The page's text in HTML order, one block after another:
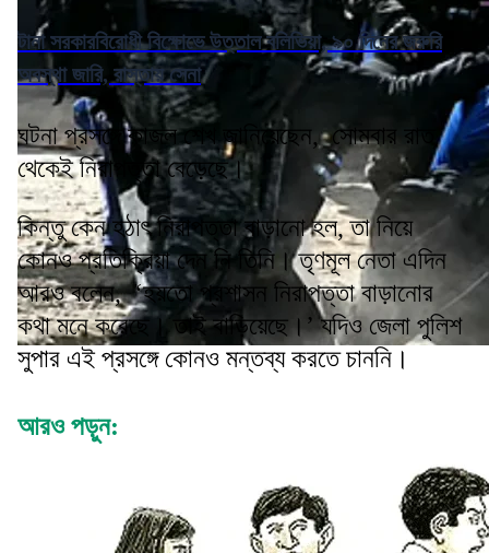
টানা সরকারবিরোধী বিক্ষোভে উত্তাল বলিভিয়া, ৯০ দিনের জরুরি
অবস্থা জারি, রাস্তায় সেনা
ঘটনা প্রসঙ্গে কাজল শেখ জানিয়েছেন, সোমবার রাত
থেকেই নিরাপত্তা বেড়েছে।
কিন্তু কেন হঠাৎ নিরাপত্তা বাড়ানো হল, তা নিয়ে
কোনও প্রতিক্রিয়া দেন নি তিনি। তৃণমূল নেতা এদিন
আরও বলেন, ‘হয়তো প্রশাসন নিরাপত্তা বাড়ানোর
কথা মনে করেছে। তাই বাড়িয়েছে।’ যদিও জেলা পুলিশ
সুপার এই প্রসঙ্গে কোনও মন্তব্য করতে চাননি।
আরও পড়ুন: